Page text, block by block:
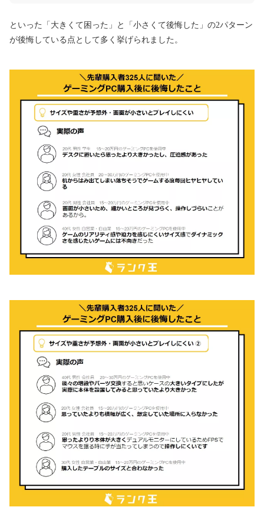
といった「大きくて困った」と「小さくて後悔した」の2パターン
が後悔している点として多く挙げられました。